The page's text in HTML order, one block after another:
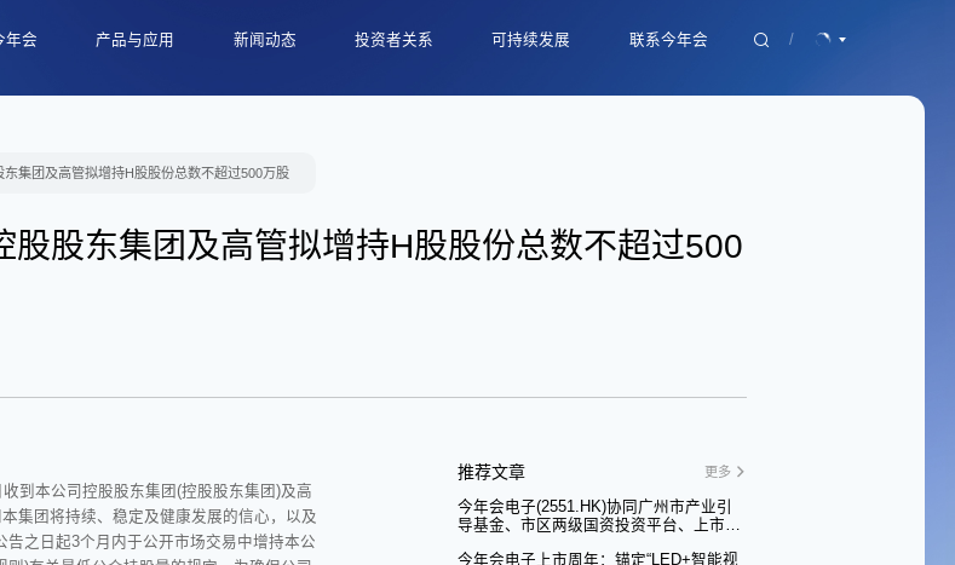
年会
支持
益制造
产品与应用
高端照明
新闻动态
行业新闻
投资者关系 可持续发展 联系今年会 /
集团及高管拟增持H股股份总数不超过500万股
股东集团及高管拟增持H股股份总数不超过500
到本公司控股股东集团(控股股东集团)及高
集团将持续、稳定及健康发展的信心，以及
之日起3个月内于公开市场交易中增持本公
推荐文章 更多
今年会电子(2551.HK)协同广州市产业引
导基金、市区两级国资投资平台、上市公
今年会电子上市周年：锚定“LED+智能视